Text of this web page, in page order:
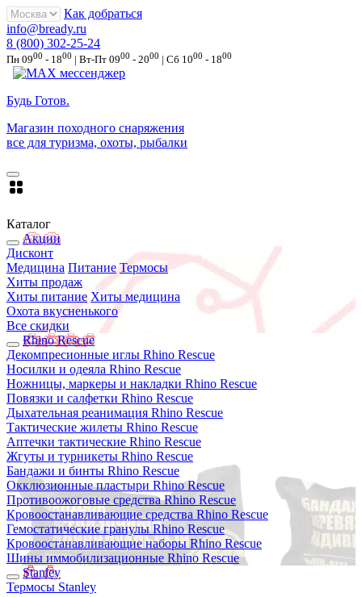
Как добраться
info@bready.ru
8 (800) 302-25-24
Пн 0900 - 1800 | Вт-Пт 0900 - 2000 | Сб 1000 - 1800
Будь Готов.
Магазин походного снаряжения
все для туризма, охоты, рыбалки
Каталог
Акции
Дисконт
Медицина Питание Термосы
Хиты продаж
Хиты питание Хиты медицина
Охота вкусненького
Все скидки
Rhino Rescue
Декомпресионные иглы Rhino Rescue
Носилки и одеяла Rhino Rescue
Ножницы, маркеры и накладки Rhino Rescue
Повязки и салфетки Rhino Rescue
Дыхательная реанимация Rhino Rescue
Тактические жилеты Rhino Rescue
Аптечки тактические Rhino Rescue
Жгуты и турникеты Rhino Rescue
Бандажи и бинты Rhino Rescue
Окклюзионные пластыри Rhino Rescue
Противоожоговые средства Rhino Rescue
Кровоостанавливающие средства Rhino Rescue
Гемостатические гранулы Rhino Rescue
Кровоостанавливающие наборы Rhino Rescue
Шины иммобилизационные Rhino Rescue
Stanley
Термосы Stanley